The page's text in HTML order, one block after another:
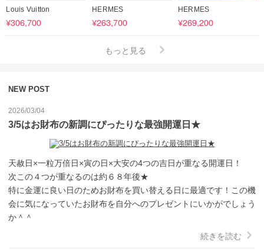
Louis Vuitton
¥306,700
HERMES
¥263,700
HERMES
¥269,200
もっと見る
NEW POST
2026/03/04
3/5はお財布の新調にぴったりな最強開運日★
天赦日×一粒万倍日×寅の日×大安の4つの吉日が重なる開運日！
次この４つが重なるのは約６８年後★
特に金運に良い日のためお財布を買い替える日に最適です！この機
会に気になっていたお財布を自分へのプレゼントにいかがでしょう
か＾＾
続きを読む